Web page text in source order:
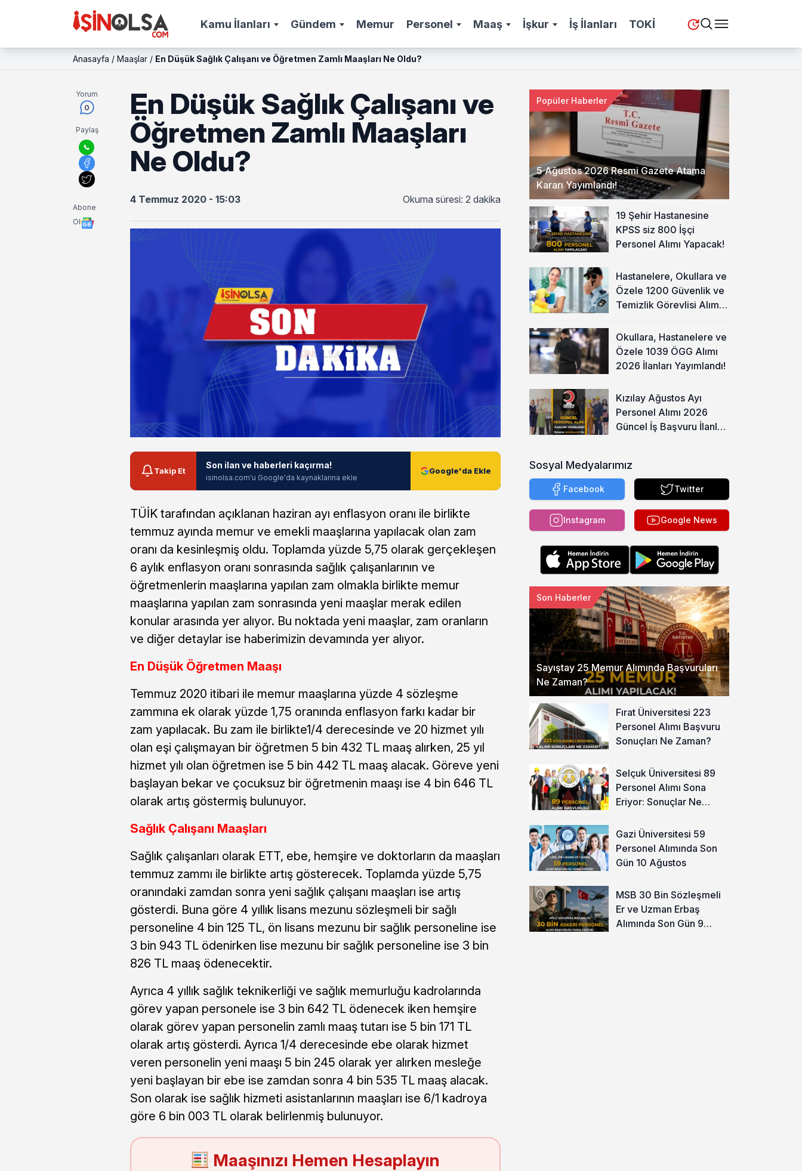
Kamu İlanları Gündem Memur Personel Maaş İşkur İş İlanları TOKİ
Anasayfa / Maaşlar / En Düşük Sağlık Çalışanı ve Öğretmen Zamlı Maaşları Ne Oldu?
Yorum
0
Paylaş
Abone
Ol
En Düşük Sağlık Çalışanı ve
Öğretmen Zamlı Maaşları
Ne Oldu?
4 Temmuz 2020 - 15:03 Okuma süresi: 2 dakika
Takip Et
Son ilan ve haberleri kaçırma!
isinolsa.com'u Google'da kaynaklarına ekle
Google'da Ekle
TÜİK tarafından açıklanan haziran ayı enflasyon oranı ile birlikte
temmuz ayında memur ve emekli maaşlarına yapılacak olan zam
oranı da kesinleşmiş oldu. Toplamda yüzde 5,75 olarak gerçekleşen
6 aylık enflasyon oranı sonrasında sağlık çalışanlarının ve
öğretmenlerin maaşlarına yapılan zam olmakla birlikte memur
maaşlarına yapılan zam sonrasında yeni maaşlar merak edilen
konular arasında yer alıyor. Bu noktada yeni maaşlar, zam oranların
ve diğer detaylar ise haberimizin devamında yer alıyor.
En Düşük Öğretmen Maaşı
Temmuz 2020 itibari ile memur maaşlarına yüzde 4 sözleşme
zammına ek olarak yüzde 1,75 oranında enflasyon farkı kadar bir
zam yapılacak. Bu zam ile birlikte1/4 derecesinde ve 20 hizmet yılı
olan eşi çalışmayan bir öğretmen 5 bin 432 TL maaş alırken, 25 yıl
hizmet yılı olan öğretmen ise 5 bin 442 TL maaş alacak. Göreve yeni
başlayan bekar ve çocuksuz bir öğretmenin maaşı ise 4 bin 646 TL
olarak artış göstermiş bulunuyor.
Sağlık Çalışanı Maaşları
Sağlık çalışanları olarak ETT, ebe, hemşire ve doktorların da maaşları
temmuz zammı ile birlikte artış gösterecek. Toplamda yüzde 5,75
oranındaki zamdan sonra yeni sağlık çalışanı maaşları ise artış
gösterdi. Buna göre 4 yıllık lisans mezunu sözleşmeli bir sağlı
personeline 4 bin 125 TL, ön lisans mezunu bir sağlık personeline ise
3 bin 943 TL ödenirken lise mezunu bir sağlık personeline ise 3 bin
826 TL maaş ödenecektir.
Ayrıca 4 yıllık sağlık teknikerliği ve sağlık memurluğu kadrolarında
görev yapan personele ise 3 bin 642 TL ödenecek iken hemşire
olarak görev yapan personelin zamlı maaş tutarı ise 5 bin 171 TL
olarak artış gösterdi. Ayrıca 1/4 derecesinde ebe olarak hizmet
veren personelin yeni maaşı 5 bin 245 olarak yer alırken mesleğe
yeni başlayan bir ebe ise zamdan sonra 4 bin 535 TL maaş alacak.
Son olarak ise sağlık hizmeti asistanlarının maaşları ise 6/1 kadroya
göre 6 bin 003 TL olarak belirlenmiş bulunuyor.
Maaşınızı Hemen Hesaplayın
5 Ağustos 2026 Resmi Gazete Atama
Kararı Yayımlandı!
Popüler Haberler
19 Şehir Hastanesine
KPSS siz 800 İşçi
Personel Alımı Yapacak!
Hastanelere, Okullara ve
Özele 1200 Güvenlik ve
Temizlik Görevlisi Alımı
Okullara, Hastanelere ve
Özele 1039 ÖGG Alımı
2026 İlanları Yayımlandı!
Kızılay Ağustos Ayı
Personel Alımı 2026
Güncel İş Başvuru İlanları
Sosyal Medyalarımız
Facebook Twitter
Instagram Google News
Sayıştay 25 Memur Alımında Başvuruları
Ne Zaman?
Son Haberler
Fırat Üniversitesi 223
Personel Alımı Başvuru
Sonuçları Ne Zaman?
Selçuk Üniversitesi 89
Personel Alımı Sona
Eriyor: Sonuçlar Ne
Gazi Üniversitesi 59
Personel Alımında Son
Gün 10 Ağustos
MSB 30 Bin Sözleşmeli
Er ve Uzman Erbaş
Alımında Son Gün 9